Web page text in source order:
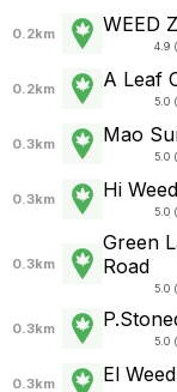
0.2km WEED
4.9
0.2km A Leaf
5.0
0.3km Mao
5.0
0.3km Hi
5.0
0.3km
Green
Road
5.0
0.3km
5.0
0.3km El Weed